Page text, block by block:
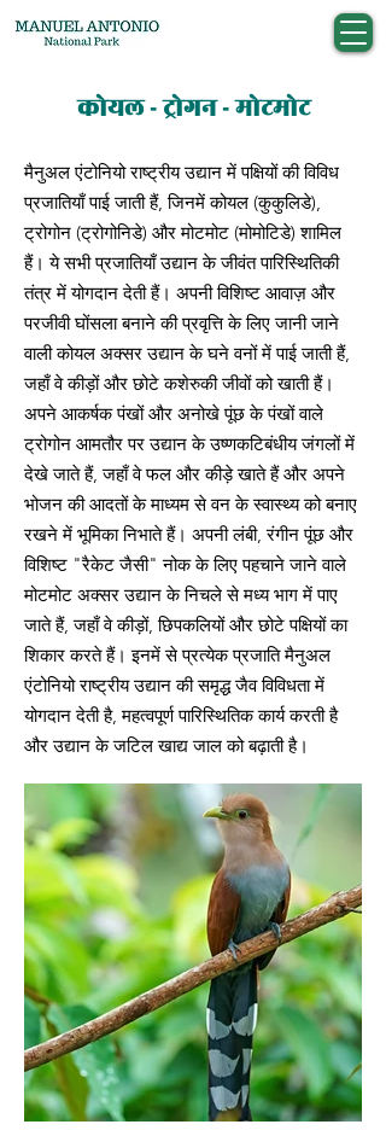
कोयल - ट्रोगन - मोटमोट
मैनुअल एंटोनियो राष्ट्रीय उद्यान में पक्षियों की विविध
प्रजातियाँ पाई जाती हैं, जिनमें कोयल (कुकुलिडे),
ट्रोगोन (ट्रोगोनिडे) और मोटमोट (मोमोटिडे) शामिल
हैं। ये सभी प्रजातियाँ उद्यान के जीवंत पारिस्थितिकी
तंत्र में योगदान देती हैं। अपनी विशिष्ट आवाज़ और
परजीवी घोंसला बनाने की प्रवृत्ति के लिए जानी जाने
वाली कोयल अक्सर उद्यान के घने वनों में पाई जाती हैं,
जहाँ वे कीड़ों और छोटे कशेरुकी जीवों को खाती हैं।
अपने आकर्षक पंखों और अनोखे पूंछ के पंखों वाले
ट्रोगोन आमतौर पर उद्यान के उष्णकटिबंधीय जंगलों में
देखे जाते हैं, जहाँ वे फल और कीड़े खाते हैं और अपने
भोजन की आदतों के माध्यम से वन के स्वास्थ्य को बनाए
रखने में भूमिका निभाते हैं। अपनी लंबी, रंगीन पूंछ और
विशिष्ट "रैकेट जैसी" नोक के लिए पहचाने जाने वाले
मोटमोट अक्सर उद्यान के निचले से मध्य भाग में पाए
जाते हैं, जहाँ वे कीड़ों, छिपकलियों और छोटे पक्षियों का
शिकार करते हैं। इनमें से प्रत्येक प्रजाति मैनुअल
एंटोनियो राष्ट्रीय उद्यान की समृद्ध जैव विविधता में
योगदान देती है, महत्वपूर्ण पारिस्थितिक कार्य करती है
और उद्यान के जटिल खाद्य जाल को बढ़ाती है।